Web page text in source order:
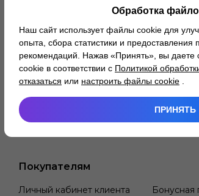
Покупателям
Личный кабинет клиента
Бонусная
Обработка
Наш сайт использует файлы cookie для
опыта, сбора статистики и предоставления
рекомендаций. Нажав «Принять», вы даете
cookie в соответствии с Политикой
отказаться или настроить файлы cookie
ПРИНЯТЬ